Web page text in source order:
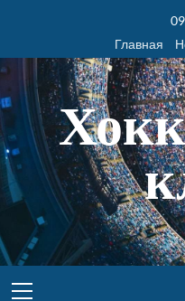
Главная